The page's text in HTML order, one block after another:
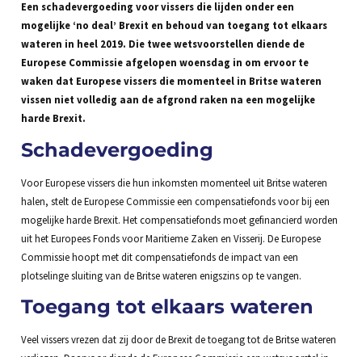
Een schadevergoeding voor vissers die lijden onder een
mogelijke ‘no deal’ Brexit en behoud van toegang tot elkaars
wateren in heel 2019. Die twee wetsvoorstellen diende de
Europese Commissie afgelopen woensdag in om ervoor te
waken dat Europese vissers die momenteel in Britse wateren
vissen niet volledig aan de afgrond raken na een mogelijke
harde Brexit.
Schadevergoeding
Voor Europese vissers die hun inkomsten momenteel uit Britse wateren
halen, stelt de Europese Commissie een compensatiefonds voor bij een
mogelijke harde Brexit. Het compensatiefonds moet gefinancierd worden
uit het Europees Fonds voor Maritieme Zaken en Visserij. De Europese
Commissie hoopt met dit compensatiefonds de impact van een
plotselinge sluiting van de Britse wateren enigszins op te vangen.
Toegang tot elkaars wateren
Veel vissers vrezen dat zij door de Brexit de toegang tot de Britse wateren